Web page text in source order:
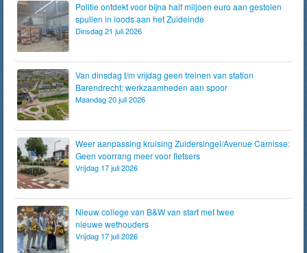
Politie ontdekt voor bijna half miljoen euro aan gestolen
spullen in loods aan het Zuideinde
Dinsdag 21 juli 2026
Van dinsdag t/m vrijdag geen treinen van station
Barendrecht; werkzaamheden aan spoor
Maandag 20 juli 2026
Weer aanpassing kruising Zuidersingel/Avenue Carnisse:
Geen voorrang meer voor fietsers
Vrijdag 17 juli 2026
Nieuw college van B&W van start met twee
nieuwe wethouders
Vrijdag 17 juli 2026